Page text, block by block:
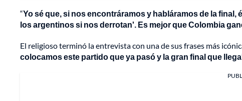
“Yo sé que, si nos encontráramos y habláramos de la
los argentinos si nos derrotan'. Es mejor que Colombia
El religioso terminó la entrevista con una de sus frases más
colocamos este partido que ya pasó y la gran final que llega